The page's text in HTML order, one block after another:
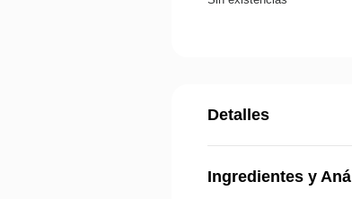
Detalles
Ingredientes y